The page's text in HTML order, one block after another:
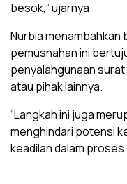
besok,” ujarnya.
Nurbia menambahkan
pemusnahan ini
penyalahgunaan
atau pihak lainnya.
“Langkah ini juga
menghindari potensi
keadilan dalam proses